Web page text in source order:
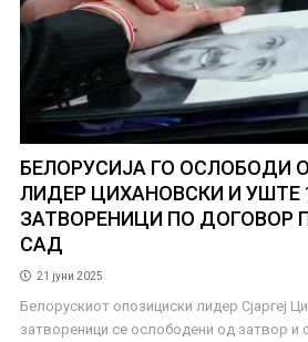
БЕЛОРУСИЈА ГО ОСЛОБОДИ
ЛИДЕР ЦИХАНОВСКИ И УШТЕ
ЗАТВОРЕНИЦИ ПО ДОГОВОР
САД
21 јуни 2025
Белорускиот опозициски лидер Сјаргеј
затвореници се ослободени од затвор и